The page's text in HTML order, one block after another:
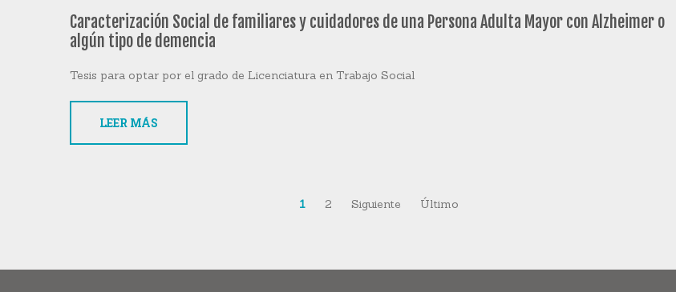
Caracterización Social de familiares y cuidadores de una Persona Adulta Mayor con Alzheimer o
algún tipo de demencia
Tesis para optar por el grado de Licenciatura en Trabajo Social
LEER MÁS
1 2 Siguiente Último